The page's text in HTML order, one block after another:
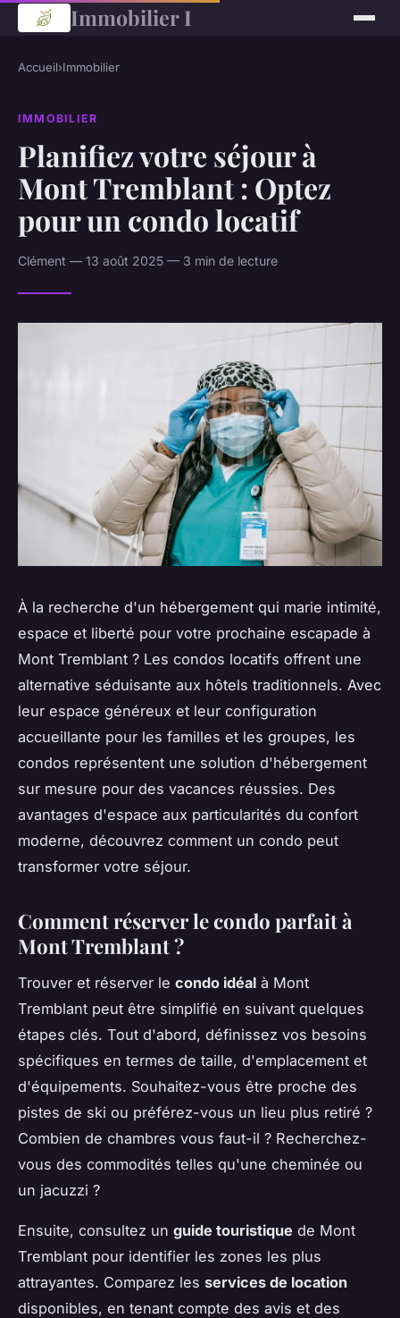
Immobilier I
Accueil›Immobilier
IMMOBILIER
Planifiez votre séjour à
Mont Tremblant : Optez
pour un condo locatif
Clément — 13 août 2025 — 3 min de lecture
À la recherche d'un hébergement qui marie intimité,
espace et liberté pour votre prochaine escapade à
Mont Tremblant ? Les condos locatifs offrent une
alternative séduisante aux hôtels traditionnels. Avec
leur espace généreux et leur configuration
accueillante pour les familles et les groupes, les
condos représentent une solution d'hébergement
sur mesure pour des vacances réussies. Des
avantages d'espace aux particularités du confort
moderne, découvrez comment un condo peut
transformer votre séjour.
Comment réserver le condo parfait à
Mont Tremblant ?
Trouver et réserver le condo idéal à Mont
Tremblant peut être simplifié en suivant quelques
étapes clés. Tout d'abord, définissez vos besoins
spécifiques en termes de taille, d'emplacement et
d'équipements. Souhaitez-vous être proche des
pistes de ski ou préférez-vous un lieu plus retiré ?
Combien de chambres vous faut-il ? Recherchez-
vous des commodités telles qu'une cheminée ou
un jacuzzi ?
Ensuite, consultez un guide touristique de Mont
Tremblant pour identifier les zones les plus
attrayantes. Comparez les services de location
disponibles, en tenant compte des avis et des